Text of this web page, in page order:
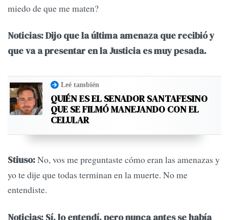
miedo de que me maten?
Noticias: Dijo que la última amenaza que recibió y
que va a presentar en la Justicia es muy pesada.
Leé también
QUIÉN ES EL SENADOR SANTAFESINO
QUE SE FILMÓ MANEJANDO CON EL
CELULAR
Stiuso:No, vos me preguntaste cómo eran las amenazas y
yo te dije que todas terminan en la muerte. No me
entendiste.
Noticias: Sí, lo entendí, pero nunca antes se había